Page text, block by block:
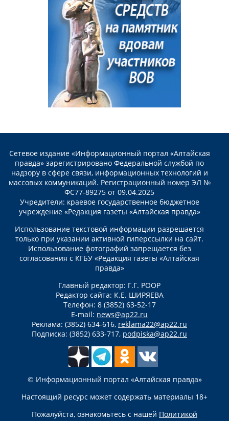
Сетевое издание «Информационный портал «Алтайская
правда» зарегистрировано Федеральной службой по
надзору в сфере связи, информационных технологий и
массовых коммуникаций. Регистрационный номер ЭЛ №
ФС77-89275 от 09.04.2025
Учредители: краевое государственное бюджетное
учреждение «Редакция газеты «Алтайская правда»
Использование текстовой информации разрешается
только при указании активной гиперссылки на сайт.
Использование фотографий запрещается без
согласования с КГБУ «Редакция газеты «Алтайская
правда»
Главный редактор: Г.Г. РООР
Редактор сайта: К.Е. ШИРЯЕВА
Телефон: 8 (3852) 63-52-17
E-mail: news@ap22.ru
Реклама: (3852) 634-616, reklama22@ap22.ru
Подписка: (3852) 633-717, podpiska@ap22.ru
© Информационный портал «Алтайская правда»
Настоящий ресурс может содержать материалы 18+
Пожалуйста, ознакомьтесь с нашей Политикой